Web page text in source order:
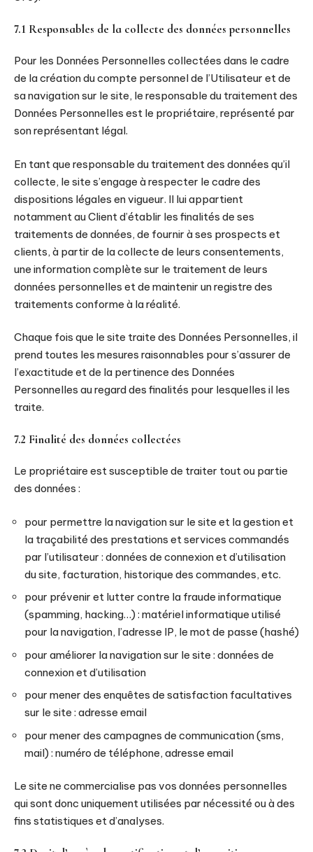
7.1 Responsables de la collecte des données personnelles
Pour les Données Personnelles collectées dans le cadre
de la création du compte personnel de l’Utilisateur et de
sa navigation sur le site, le responsable du traitement des
Données Personnelles est le propriétaire, représenté par
son représentant légal.
En tant que responsable du traitement des données qu’il
collecte, le site s’engage à respecter le cadre des
dispositions légales en vigueur. Il lui appartient
notamment au Client d’établir les finalités de ses
traitements de données, de fournir à ses prospects et
clients, à partir de la collecte de leurs consentements,
une information complète sur le traitement de leurs
données personnelles et de maintenir un registre des
traitements conforme à la réalité.
Chaque fois que le site traite des Données Personnelles, il
prend toutes les mesures raisonnables pour s’assurer de
l’exactitude et de la pertinence des Données
Personnelles au regard des finalités pour lesquelles il les
traite.
7.2 Finalité des données collectées
Le propriétaire est susceptible de traiter tout ou partie
des données :
pour permettre la navigation sur le site et la gestion et
la traçabilité des prestations et services commandés
par l’utilisateur : données de connexion et d’utilisation
du site, facturation, historique des commandes, etc.
pour prévenir et lutter contre la fraude informatique
(spamming, hacking…) : matériel informatique utilisé
pour la navigation, l’adresse IP, le mot de passe (hashé)
pour améliorer la navigation sur le site : données de
connexion et d’utilisation
pour mener des enquêtes de satisfaction facultatives
sur le site : adresse email
pour mener des campagnes de communication (sms,
mail) : numéro de téléphone, adresse email
Le site ne commercialise pas vos données personnelles
qui sont donc uniquement utilisées par nécessité ou à des
fins statistiques et d’analyses.